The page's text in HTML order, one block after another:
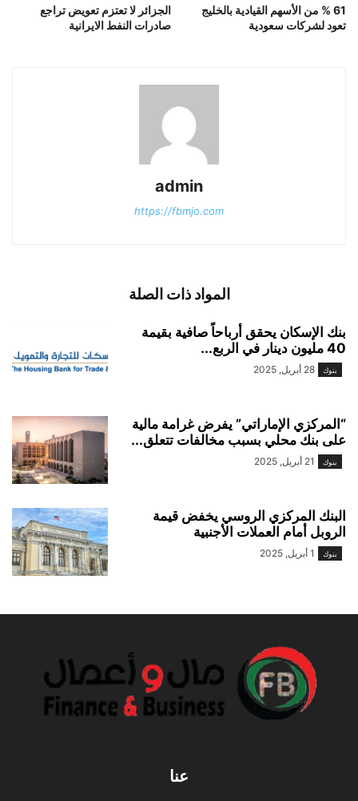
الجزائر لا تعتزم تعويض تراجع
صادرات النفط الايرانية
61 % من الأسهم القيادية بالخليج
تعود لشركات سعودية
admin
https://fbmjo.com
المواد ذات الصلة
بنك الإسكان يحقق أرباحاً صافية بقيمة
40 مليون دينار في الربع...
بنوك 28 أبريل, 2025
“المركزي الإماراتي” يفرض غرامة مالية
على بنك محلي بسبب مخالفات تتعلق...
بنوك 21 أبريل, 2025
البنك المركزي الروسي يخفض قيمة
الروبل أمام العملات الأجنبية
بنوك 1 أبريل, 2025
عنا